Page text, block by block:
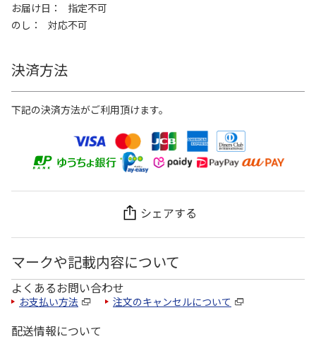
お届け日
指定不可
のし
対応不可
決済方法
下記の決済方法がご利用頂けます。
シェアする
マークや記載内容について
よくあるお問い合わせ
お支払い方法 注文のキャンセルについて
配送情報について